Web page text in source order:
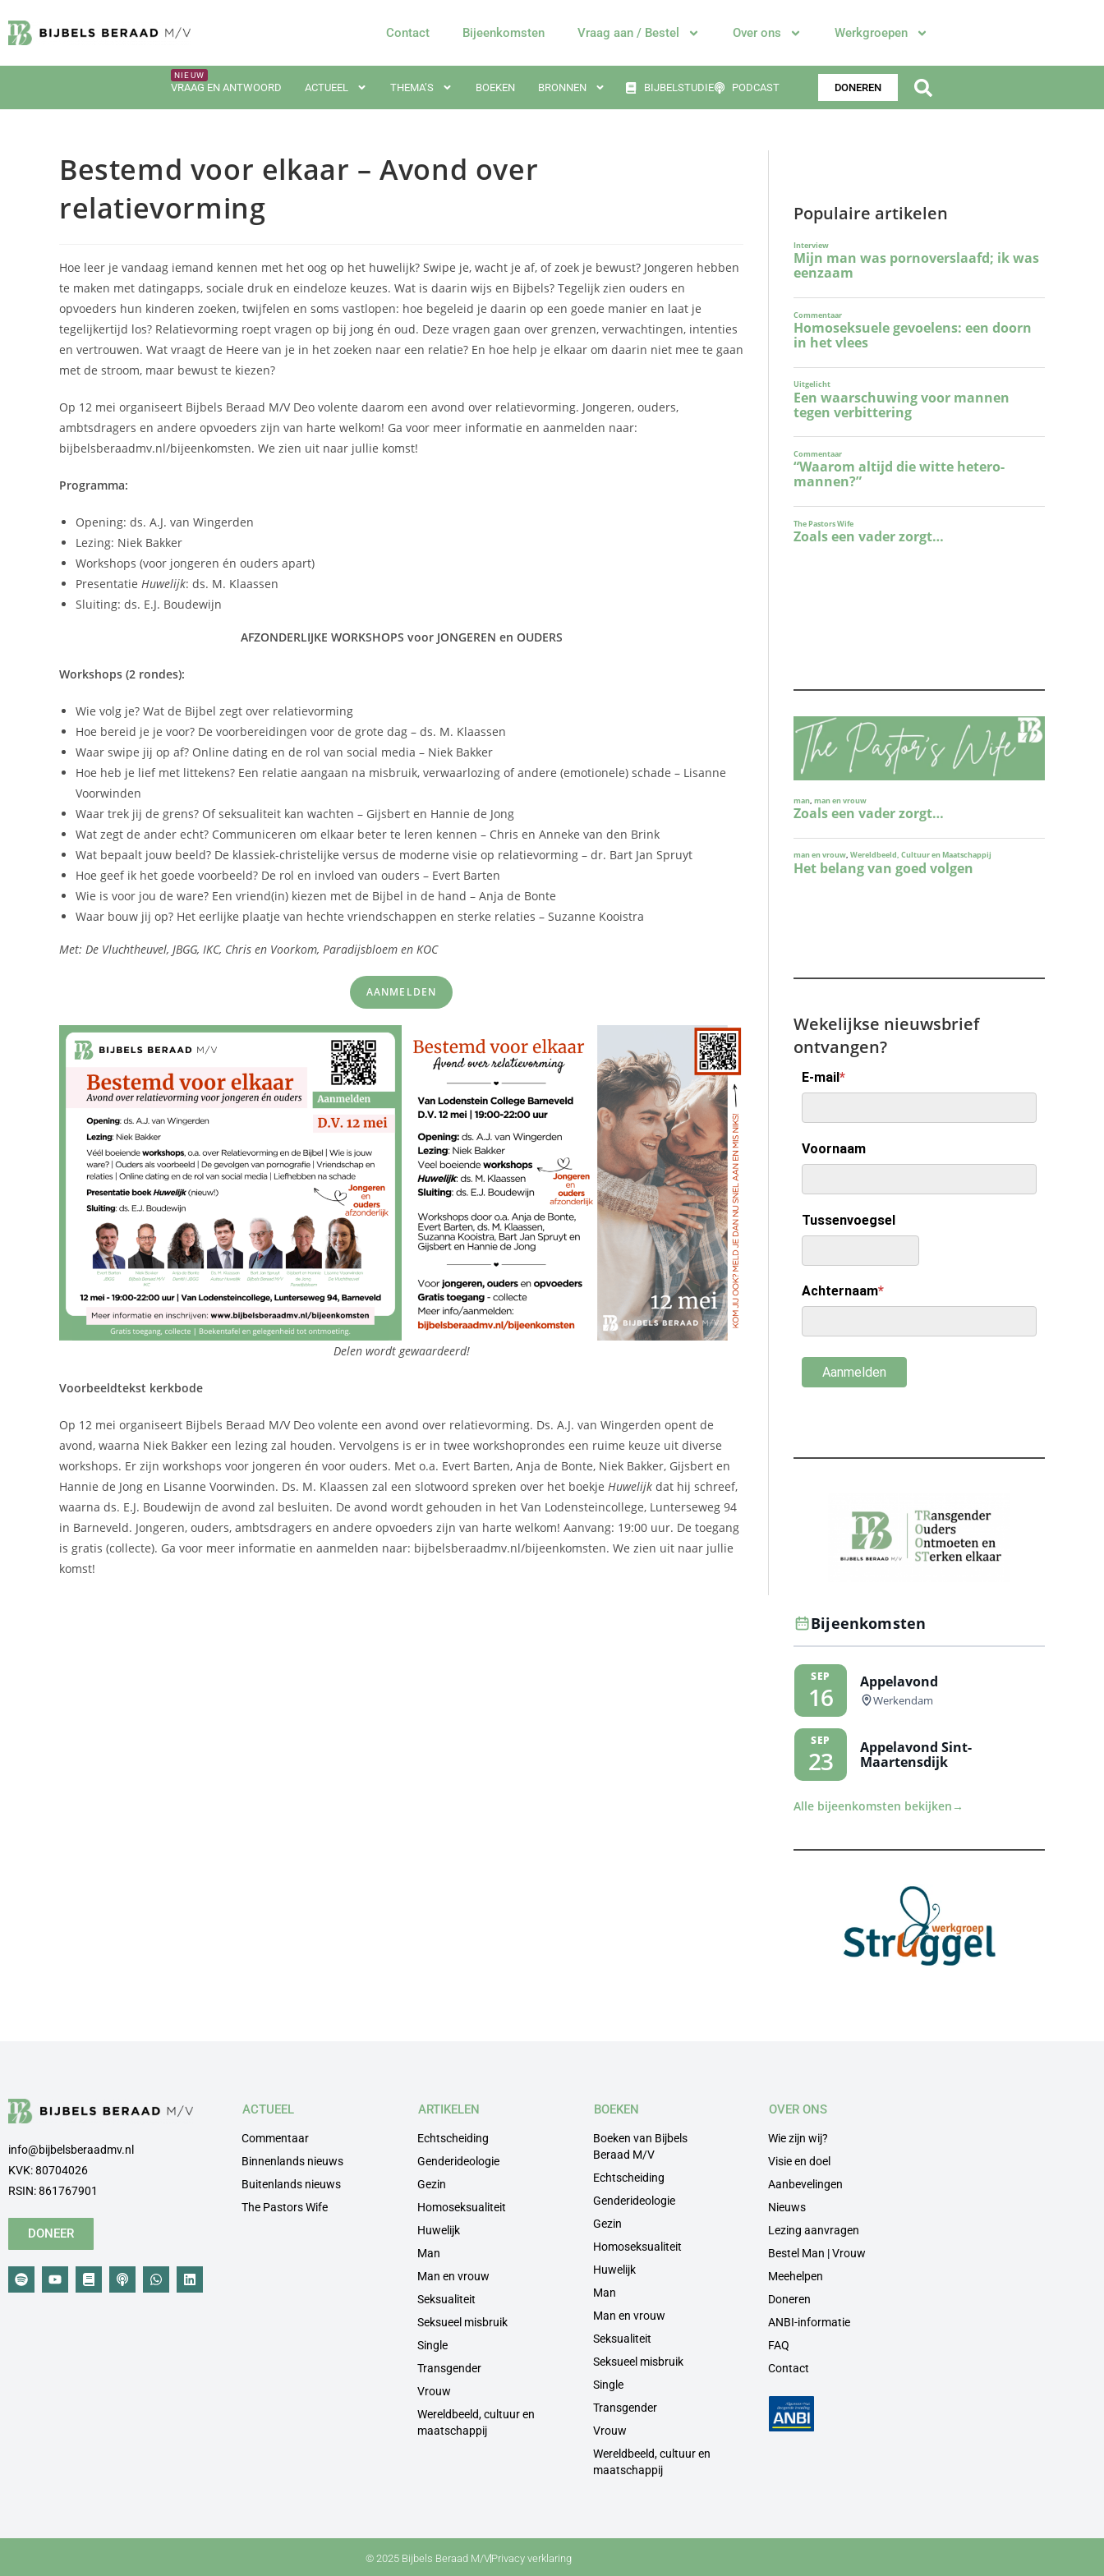
Contact Bijeenkomsten Vraag aan / Bestel Over ons Werkgroepen
VRAAG EN ANTWOORD ACTUEEL THEMA’S BOEKEN BRONNEN BIJBELSTUDIE PODCAST DONEREN
Bestemd voor elkaar – Avond over
relatievorming
Hoe leer je vandaag iemand kennen met het oog op het huwelijk? Swipe je, wacht je af, of zoek je bewust? Jongeren hebben
te maken met datingapps, sociale druk en eindeloze keuzes. Wat is daarin wijs en Bijbels? Tegelijk zien ouders en
opvoeders hun kinderen zoeken, twijfelen en soms vastlopen: hoe begeleid je daarin op een goede manier en laat je
tegelijkertijd los? Relatievorming roept vragen op bij jong én oud. Deze vragen gaan over grenzen, verwachtingen, intenties
en vertrouwen. Wat vraagt de Heere van je in het zoeken naar een relatie? En hoe help je elkaar om daarin niet mee te gaan
met de stroom, maar bewust te kiezen?
Op 12 mei organiseert Bijbels Beraad M/V Deo volente daarom een avond over relatievorming. Jongeren, ouders,
ambtsdragers en andere opvoeders zijn van harte welkom! Ga voor meer informatie en aanmelden naar:
bijbelsberaadmv.nl/bijeenkomsten. We zien uit naar jullie komst!
Programma:
Opening: ds. A.J. van Wingerden
Lezing: Niek Bakker
Workshops (voor jongeren én ouders apart)
Presentatie Huwelijk: ds. M. Klaassen
Sluiting: ds. E.J. Boudewijn
AFZONDERLIJKE WORKSHOPS voor JONGEREN en OUDERS
Workshops (2 rondes):
Wie volg je? Wat de Bijbel zegt over relatievorming
Hoe bereid je je voor? De voorbereidingen voor de grote dag – ds. M. Klaassen
Waar swipe jij op af? Online dating en de rol van social media – Niek Bakker
Hoe heb je lief met littekens? Een relatie aangaan na misbruik, verwaarlozing of andere (emotionele) schade – Lisanne
Voorwinden
Waar trek jij de grens? Of seksualiteit kan wachten – Gijsbert en Hannie de Jong
Wat zegt de ander echt? Communiceren om elkaar beter te leren kennen – Chris en Anneke van den Brink
Wat bepaalt jouw beeld? De klassiek-christelijke versus de moderne visie op relatievorming – dr. Bart Jan Spruyt
Hoe geef ik het goede voorbeeld? De rol en invloed van ouders – Evert Barten
Wie is voor jou de ware? Een vriend(in) kiezen met de Bijbel in de hand – Anja de Bonte
Waar bouw jij op? Het eerlijke plaatje van hechte vriendschappen en sterke relaties – Suzanne Kooistra
Met: De Vluchtheuvel, JBGG, IKC, Chris en Voorkom, Paradijsbloem en KOC
AANMELDEN
Delen wordt gewaardeerd!
Voorbeeldtekst kerkbode
Op 12 mei organiseert Bijbels Beraad M/V Deo volente een avond over relatievorming. Ds. A.J. van Wingerden opent de
avond, waarna Niek Bakker een lezing zal houden. Vervolgens is er in twee workshoprondes een ruime keuze uit diverse
workshops. Er zijn workshops voor jongeren én voor ouders. Met o.a. Evert Barten, Anja de Bonte, Niek Bakker, Gijsbert en
Hannie de Jong en Lisanne Voorwinden. Ds. M. Klaassen zal een slotwoord spreken over het boekje Huwelijk dat hij schreef,
waarna ds. E.J. Boudewijn de avond zal besluiten. De avond wordt gehouden in het Van Lodensteincollege, Lunterseweg 94
in Barneveld. Jongeren, ouders, ambtsdragers en andere opvoeders zijn van harte welkom! Aanvang: 19:00 uur. De toegang
is gratis (collecte). Ga voor meer informatie en aanmelden naar: bijbelsberaadmv.nl/bijeenkomsten. We zien uit naar jullie
komst!
Populaire artikelen
Wekelijkse nieuwsbrief
ontvangen?
Bijeenkomsten
SEP
16
Appelavond
Werkendam
SEP
23
Appelavond Sint-
Maartensdijk
Alle bijeenkomsten bekijken →
info@bijbelsberaadmv.nl
KVK: 80704026
RSIN: 861767901
DONEER
ACTUEEL
Commentaar
Binnenlands nieuws
Buitenlands nieuws
The Pastors Wife
ARTIKELEN
Echtscheiding
Genderideologie
Gezin
Homoseksualiteit
Huwelijk
Man
Man en vrouw
Seksualiteit
Seksueel misbruik
Single
Transgender
Vrouw
Wereldbeeld, cultuur en
maatschappij
BOEKEN
Boeken van Bijbels
Beraad M/V
Echtscheiding
Genderideologie
Gezin
Homoseksualiteit
Huwelijk
Man
Man en vrouw
Seksualiteit
Seksueel misbruik
Single
Transgender
Vrouw
Wereldbeeld, cultuur en
maatschappij
OVER ONS
Wie zijn wij?
Visie en doel
Aanbevelingen
Nieuws
Lezing aanvragen
Bestel Man | Vrouw
Meehelpen
Doneren
ANBI-informatie
FAQ
Contact
© 2025 Bijbels Beraad M/VPrivacy verklaring